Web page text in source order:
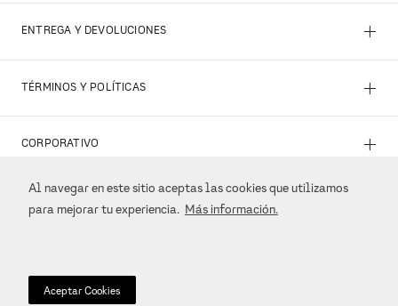
Al navegar en este sitio aceptas las cookies que utilizamos
para mejorar tu experiencia. Más información.
Aceptar Cookies
ENTREGA Y DEVOLUCIONES +
TÉRMINOS Y POLÍTICAS +
CORPORATIVO +
REDES SOCIALES